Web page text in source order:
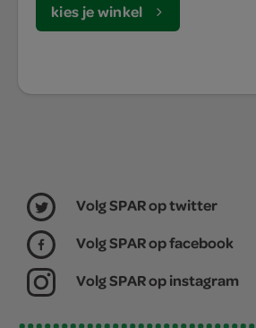
kies je winkel
Volg SPAR op twitter
Volg SPAR op facebook
Volg SPAR op instagram